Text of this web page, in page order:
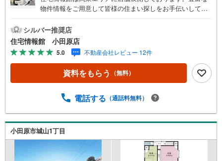
物件情報をご用意して皆様の住まい探しをお手伝いしてお
さい。住宅ローン相談会も同時開催中無理のない住宅ロー
ンの試算やご購入の際にかかる諸費用の概算も行っており
ます。しっかりとした資金計画のアドバイスをさせて頂き
ますので、お気軽にご相談ください。
シルバー推奨店
住宅情報館 小田原店
5.0 不動産会社レビュー 12件
資料をもらう （無料）
電話する （通話料無料）
小田原市城山1丁目